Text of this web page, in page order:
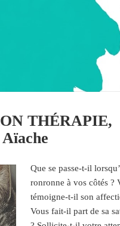
THÉRAPIE,
Que se passe-t-il
ronronne à vos côtés ?
témoigne-t-il son
Vous fait-il part de sa